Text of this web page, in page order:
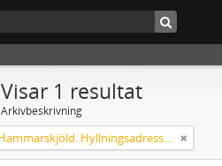
Visar 1 resultat
Arkivbeskrivning
Agnes Hammarskjöld. Hyllningsadresser på 60-årsdagen